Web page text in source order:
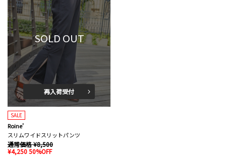
SOLD OUT
再入荷受付
SALE
Roine'
スリムワイドスリットパンツ
通常価格 ¥8,500
¥4,250 50%OFF